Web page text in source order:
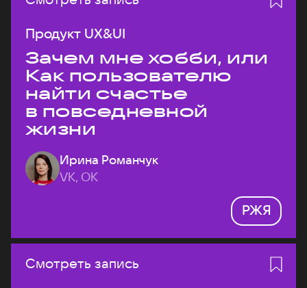
Продукт UX&UI
Зачем мне хобби, или
Как пользователю
найти счастье
в повседневной
жизни
Ирина Романчук
VK, ОК
РЖЯ
Смотреть запись